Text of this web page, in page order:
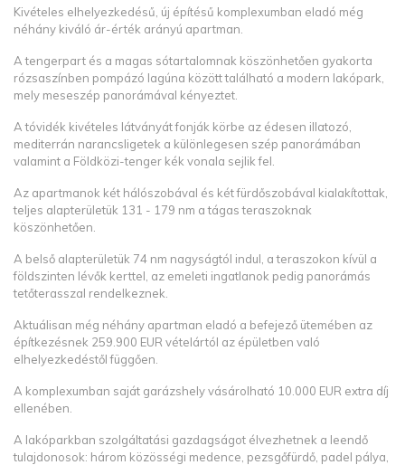
Kivételes elhelyezkedésű, új építésű komplexumban eladó még
néhány kiváló ár-érték arányú apartman.
A tengerpart és a magas sótartalomnak köszönhetően gyakorta
rózsaszínben pompázó lagúna között található a modern lakópark,
mely meseszép panorámával kényeztet.
A tóvidék kivételes látványát fonják körbe az édesen illatozó,
mediterrán narancsligetek a különlegesen szép panorámában
valamint a Földközi-tenger kék vonala sejlik fel.
Az apartmanok két hálószobával és két fürdőszobával kialakítottak,
teljes alapterületük 131 - 179 nm a tágas teraszoknak
köszönhetően.
A belső alapterületük 74 nm nagyságtól indul, a teraszokon kívül a
földszinten lévők kerttel, az emeleti ingatlanok pedig panorámás
tetőterasszal rendelkeznek.
Aktuálisan még néhány apartman eladó a befejező ütemében az
építkezésnek 259.900 EUR vételártól az épületben való
elhelyezkedéstől függően.
A komplexumban saját garázshely vásárolható 10.000 EUR extra díj
ellenében.
A lakóparkban szolgáltatási gazdagságot élvezhetnek a leendő
tulajdonosok: három közösségi medence, pezsgőfürdő, padel pálya,